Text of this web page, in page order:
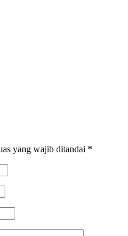
yang wajib ditandai *